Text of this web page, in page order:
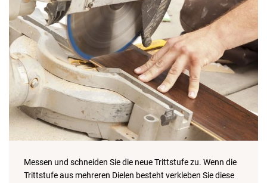
Messen und schneiden Sie die neue Trittstufe zu. Wenn die
Trittstufe aus mehreren Dielen besteht verkleben Sie diese